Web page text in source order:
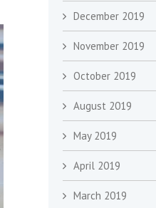
December 2019
November 2019
October 2019
August 2019
May 2019
April 2019
March 2019